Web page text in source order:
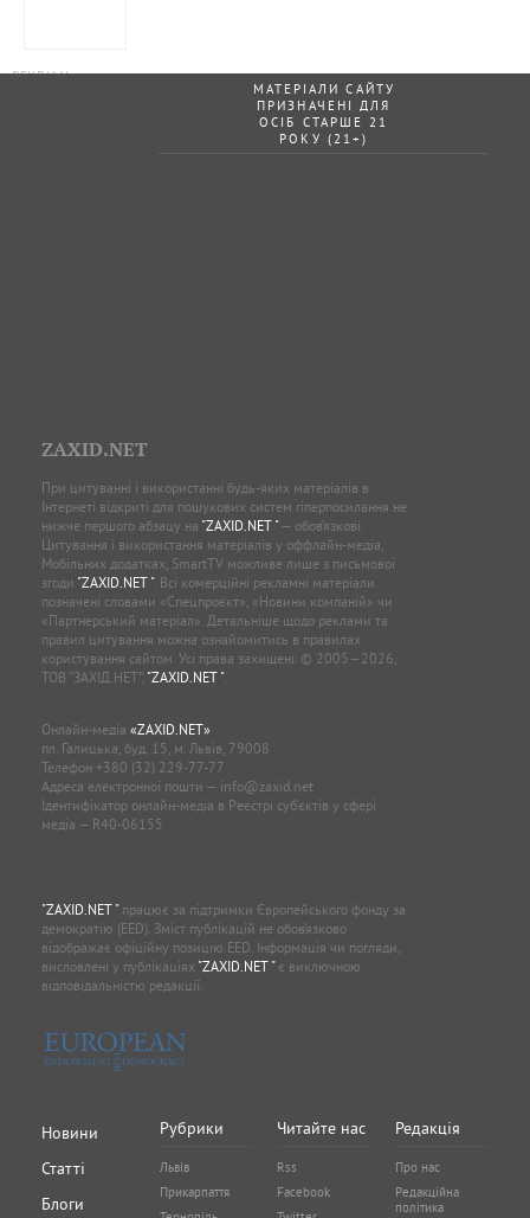
МАТЕРІАЛИ САЙТУ
ПРИЗНАЧЕНІ ДЛЯ
ОСІБ СТАРШЕ 21
РОКУ (21+)
ZAXID.NET
При цитуванні і використанні будь-яких матеріалів в
Інтернеті відкриті для пошукових систем гіперпосилання не
нижче першого абзацу на "ZAXID.NET "— обов’язкові.
Цитування і використання матеріалів у оффлайн-медіа,
Мобільних додатках, SmartTV можливе лише з письмової
згоди "ZAXID.NET ". Всі комерційні рекламні матеріали
позначені словами «Спецпроєкт», «Новини компаній» чи
«Партнерський матеріал». Детальніше щодо реклами та
правил цитування можна ознайомитись в правилах
користування сайтом. Усі права захищені. © 2005—2026,
ТОВ “ЗАХІД.НЕТ”, "ZAXID.NET ".
Онлайн-медіа «ZAXID.NET»
пл. Галицька, буд. 15, м. Львів, 79008
Телефон +380 (32) 229-77-77
Адреса електронної пошти — info@zaxid.net
Ідентифікатор онлайн-медіа в Реєстрі суб'єктів у сфері
медіа — R40-06155
"ZAXID.NET "працює за підтримки Європейського фонду за
демократію (EED). Зміст публікацій не обов’язково
відображає офіційну позицію EED. Інформація чи погляди,
висловлені у публікаціях "ZAXID.NET "є виключною
відповідальністю редакції.
Новини
Статті
Блоги
Рубрики
Львів
Прикарпаття
Читайте нас
Rss
Facebook
Редакція
Про нас
Редакційна
політика